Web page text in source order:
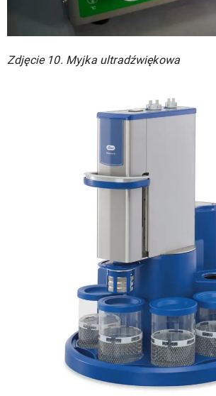
Zdjęcie 10. Myjka ultradźwiękowa